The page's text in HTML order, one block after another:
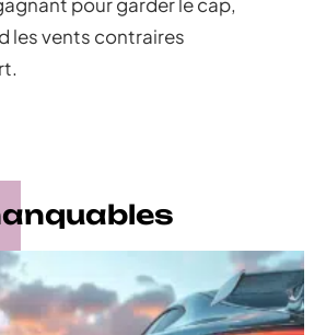
les vents contraires